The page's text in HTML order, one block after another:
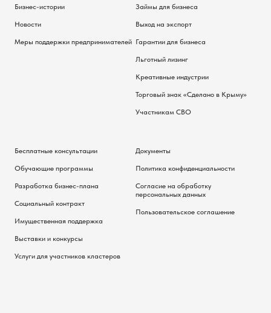
Бизнес-истории
Новости
Меры поддержки предпринимателей
Займы для бизнеса
Выход на экспорт
Гарантии для бизнеса
Льготный лизинг
Креативные индустрии
Торговый знак «Сделано в Крыму»
Участникам СВО
Бесплатные консультации
Обучающие программы
Разработка бизнес-плана
Социальный контракт
Имущественная поддержка
Выставки и конкурсы
Услуги для участников кластеров
Документы
Политика конфиденциальности
Согласие на обработку
персональных данных
Пользовательское соглашение